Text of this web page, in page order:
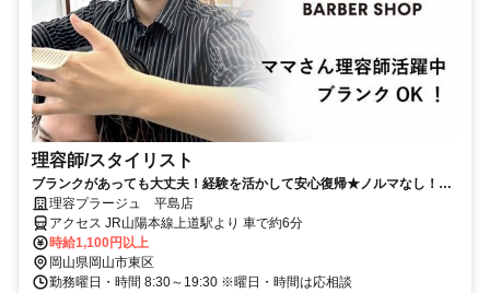
理容師/スタイリスト
ブランクがあっても大丈夫！経験を活かして安心復帰★ノルマなし！主
婦(夫)の方も多数活躍中！
理容プラージュ 平島店
アクセス JR山陽本線上道駅より 車で約6分
時給1,100円以上
岡山県岡山市東区
勤務曜日・時間 8:30～19:30 ※曜日・時間は応相談